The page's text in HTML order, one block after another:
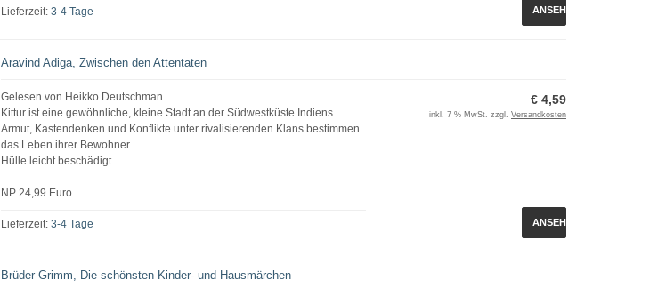
Lieferzeit:3-4 Tage ANSEHEN
Aravind Adiga, Zwischen den Attentaten
Gelesen von Heikko Deutschman
Kittur ist eine gewöhnliche, kleine Stadt an der Südwestküste Indiens.
Armut, Kastendenken und Konflikte unter rivalisierenden Klans bestimmen
das Leben ihrer Bewohner.
Hülle leicht beschädigt
NP 24,99 Euro
Lieferzeit:3-4 Tage
€ 4,59
inkl. 7 % MwSt. zzgl. Versandkosten
ANSEHEN
Brüder Grimm, Die schönsten Kinder- und Hausmärchen